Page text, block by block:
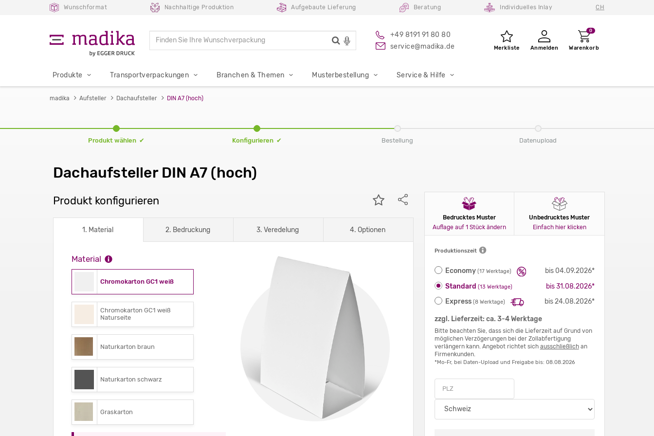
Wunschformat Nachhaltige Produktion Aufgebaute Lieferung Beratung Individuelles Inlay CH
+49 8191 91 80 80
service@madika.de
Merkliste Anmelden
0
Warenkorb
Produkte Transportverpackungen Branchen & Themen Musterbestellung Service & Hilfe
madika Aufsteller Dachaufsteller DIN A7 (hoch)
Produkt wählen ✔ Konfigurieren ✔ Bestellung Datenupload
Dachaufsteller DIN A7 (hoch)
Produkt konfigurieren
1. Material 2. Bedruckung 3. Veredelung 4. Optionen
Material
Chromokarton GC1 weiß
Chromokarton GC1 weiß
Naturseite
Naturkarton braun
Naturkarton schwarz
Graskarton
Bedrucktes Muster
Auflage auf 1 Stück ändern
Unbedrucktes Muster
Einfach hier klicken
Produktionszeit
Economy (17 Werktage)
bis 04.09.2026*
Standard (13 Werktage)
bis 31.08.2026*
Express (8 Werktage) bis 24.08.2026*
zzgl. Lieferzeit: ca. 3-4 Werktage
Bitte beachten Sie, dass sich die Lieferzeit auf Grund von
möglichen Verzögerungen bei der Zollabfertigung
verlängern kann. Angebot richtet sich ausschließlichan
Firmenkunden.
*Mo-Fr, bei Daten-Upload und Freigabe bis: 08.08.2026